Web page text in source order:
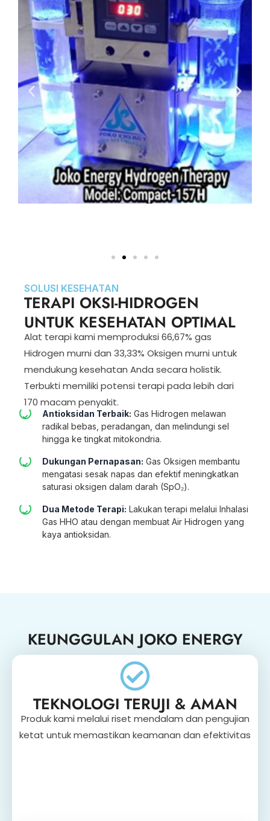
SOLUSI KESEHATAN
TERAPI OKSI-HIDROGEN
UNTUK KESEHATAN OPTIMAL
Alat terapi kami memproduksi 66,67% gas
Hidrogen murni dan 33,33% Oksigen murni untuk
mendukung kesehatan Anda secara holistik.
Terbukti memiliki potensi terapi pada lebih dari
170 macam penyakit.
Antioksidan Terbaik: Gas Hidrogen melawan
radikal bebas, peradangan, dan melindungi sel
hingga ke tingkat mitokondria.
Dukungan Pernapasan: Gas Oksigen membantu
mengatasi sesak napas dan efektif meningkatkan
saturasi oksigen dalam darah (SpO₂).
Dua Metode Terapi: Lakukan terapi melalui Inhalasi
Gas HHO atau dengan membuat Air Hidrogen yang
kaya antioksidan.
KEUNGGULAN JOKO ENERGY
TEKNOLOGI TERUJI & AMAN
Produk kami melalui riset mendalam dan pengujian
ketat untuk memastikan keamanan dan efektivitas